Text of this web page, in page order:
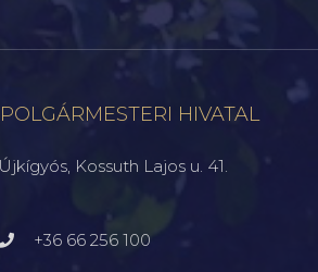
HIVATAL
Kossuth Lajos u. 41.
+36 66 256 100